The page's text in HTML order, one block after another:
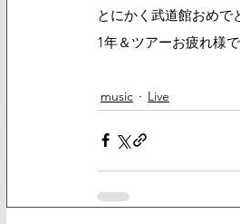
とにかく武道館おめで
1年＆ツアーお疲れ様
music Live